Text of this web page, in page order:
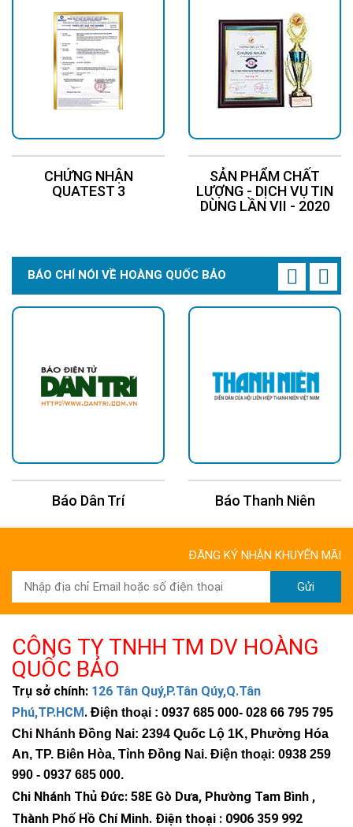
CHỨNG NHẬN
QUATEST 3
SẢN PHẨM CHẤT
LƯỢNG - DỊCH VỤ TIN
DÙNG LẦN VII - 2020
BÁO CHÍ NÓI VỀ HOÀNG QUỐC BẢO
Báo Dân Trí Báo Thanh Niên
ĐĂNG KÝ NHẬN KHUYẾN MÃI
Gửi
CÔNG TY TNHH TM DV HOÀNG
QUỐC BẢO
Trụ sở chính: 126 Tân Quý,P.Tân Qúy,Q.Tân
Phú,TP.HCM. Điện thoại : 0937 685 000- 028 66 795 795
Chi Nhánh Đồng Nai: 2394 Quốc Lộ 1K, Phường Hóa
An, TP. Biên Hòa, Tỉnh Đồng Nai. Điện thoại: 0938 259
990 - 0937 685 000.
Chi Nhánh Thủ Đức: 58E Gò Dưa, Phường Tam Bình ,
Thành Phố Hồ Chí Minh. Điện thoại : 0906 359 992